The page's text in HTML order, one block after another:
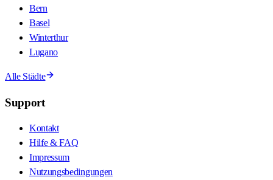
Bern
Basel
Winterthur
Lugano
Alle Städte
Support
Kontakt
Hilfe & FAQ
Impressum
Nutzungsbedingungen